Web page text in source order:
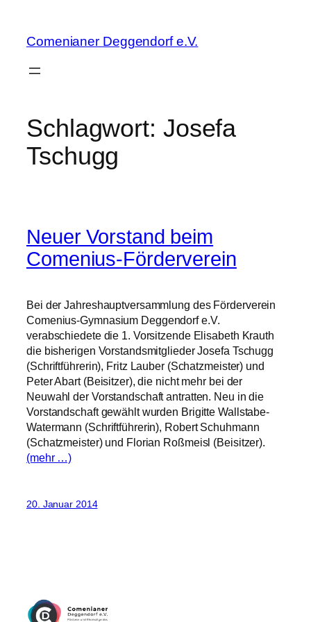
springen
Comenianer Deggendorf e.V.
Schlagwort: Josefa
Tschugg
Neuer Vorstand beim
Comenius-Förderverein
Bei der Jahreshauptversammlung des Förderverein
Comenius-Gymnasium Deggendorf e.V.
verabschiedete die 1. Vorsitzende Elisabeth Krauth
die bisherigen Vorstandsmitglieder Josefa Tschugg
(Schriftführerin), Fritz Lauber (Schatzmeister) und
Peter Abart (Beisitzer), die nicht mehr bei der
Neuwahl der Vorstandschaft antratten. Neu in die
Vorstandschaft gewählt wurden Brigitte Wallstabe-
Watermann (Schriftführerin), Robert Schuhmann
(Schatzmeister) und Florian Roßmeisl (Beisitzer).
(mehr …)
20. Januar 2014